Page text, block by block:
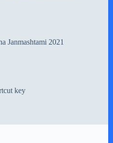
Janmashtami 2021
key